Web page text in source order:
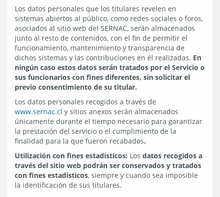
Los datos personales que los titulares revelen en
sistemas abiertos al público, como redes sociales o foros,
asociados al sitio web del SERNAC, serán almacenados
junto al resto de contenidos, con el fin de permitir el
funcionamiento, mantenimiento y transparencia de
dichos sistemas y las contribuciones en él realizadas. En
ningún caso estos datos serán tratados por el Servicio o
sus funcionarios con fines diferentes, sin solicitar el
previo consentimiento de su titular.
Los datos personales recogidos a través de
www.sernac.cl y sitios anexos serán almacenados
únicamente durante el tiempo necesario para garantizar
la prestación del servicio o el cumplimiento de la
finalidad para la que fueron recabados.
Utilización con fines estadísticos: Los datos recogidos a
través del sitio web podrán ser conservados y tratados
con fines estadísticos, siempre y cuando sea imposible
la identificación de sus titulares.